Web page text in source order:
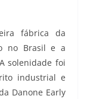
fábrica da
no Brasil e a
solenidade foi
industrial e
Danone Early